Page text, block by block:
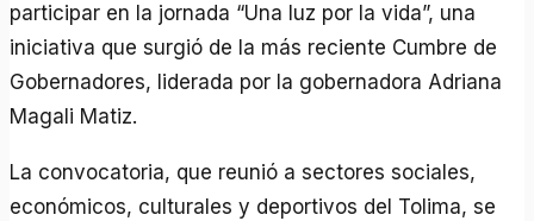
participar en la jornada “Una luz por la vida”, una
iniciativa que surgió de la más reciente Cumbre de
Gobernadores, liderada por la gobernadora Adriana
Magali Matiz.
La convocatoria, que reunió a sectores sociales,
económicos, culturales y deportivos del Tolima, se